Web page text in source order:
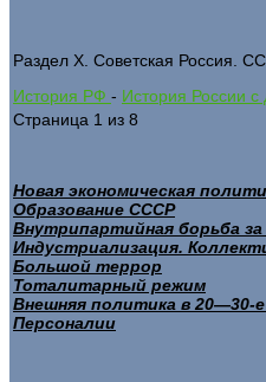
Раздел X. Советская Россия.
История РФ - История России
Страница 1 из 8
Новая экономическая
Образование СССР
Внутрипартийная борьба
Индустриализация.
Большой террор
Тоталитарный режим
Внешняя политика в 20—30-
Персоналии